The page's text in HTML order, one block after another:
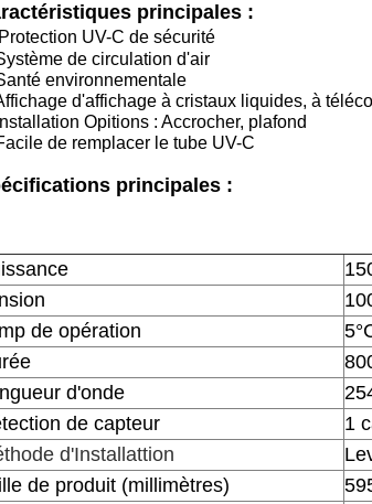
principales :
Protection UV-C de sécurité
de circulation d'air
environnementale
d'affichage à cristaux liquides, à
Installation Opitions : Accrocher, plafond
de remplacer le tube UV-C
principales :
de opération
d'onde
de capteur
1
d'Installattion
de produit (millimètres)